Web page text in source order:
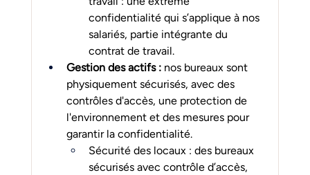
confidentialité qui s’applique à nos
salariés, partie intégrante du
contrat de travail.
Gestion des actifs : nos bureaux sont
physiquement sécurisés, avec des
contrôles d'accès, une protection de
l'environnement et des mesures pour
garantir la confidentialité.
Sécurité des locaux : des bureaux
sécurisés avec contrôle d’accès,